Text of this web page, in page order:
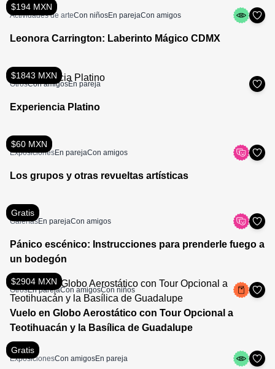
$194 MXN
Actividades de arteCon niñosEn parejaCon amigos
Leonora Carrington: Laberinto Mágico CDMX
$1843 MXN
OtrosCon amigosEn pareja
Experiencia Platino
$60 MXN
ExposicionesEn parejaCon amigos
Los grupos y otras revueltas artísticas
Gratis
GaleríasEn parejaCon amigos
Pánico escénico: Instrucciones para prenderle fuego a
un bodegón
$2904 MXN
OtrosEn parejaCon amigosCon niños
Vuelo en Globo Aerostático con Tour Opcional a
Teotihuacán y la Basílica de Guadalupe
Gratis
ExposicionesCon amigosEn pareja